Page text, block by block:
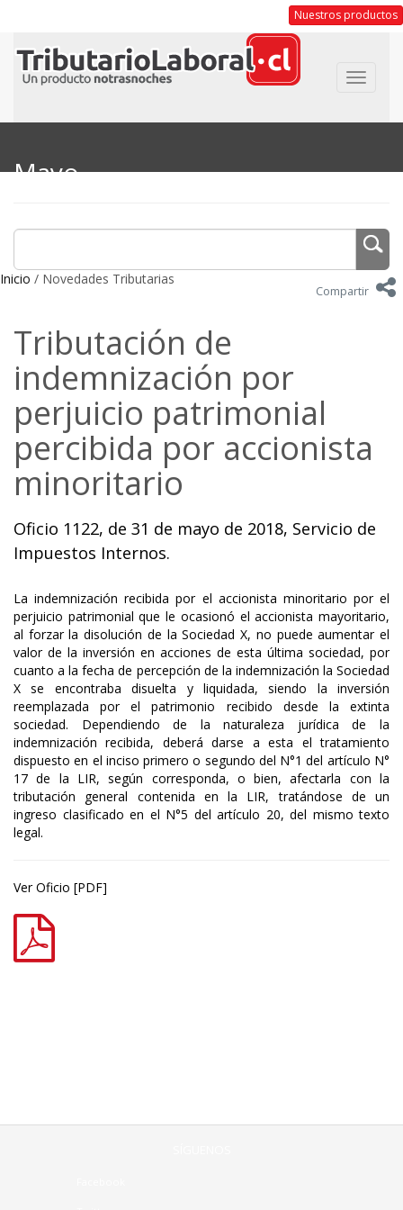
Nuestros productos
Toggle
Mayo
Inicio / Novedades Tributarias
Compartir
Tributación de
indemnización por
perjuicio patrimonial
percibida por accionista
minoritario
Oficio 1122, de 31 de mayo de 2018, Servicio de
Impuestos Internos.
La indemnización recibida por el accionista minoritario por el
perjuicio patrimonial que le ocasionó el accionista mayoritario,
al forzar la disolución de la Sociedad X, no puede aumentar el
valor de la inversión en acciones de esta última sociedad, por
cuanto a la fecha de percepción de la indemnización la Sociedad
X se encontraba disuelta y liquidada, siendo la inversión
reemplazada por el patrimonio recibido desde la extinta
sociedad. Dependiendo de la naturaleza jurídica de la
indemnización recibida, deberá darse a esta el tratamiento
dispuesto en el inciso primero o segundo del N°1 del artículo N°
17 de la LIR, según corresponda, o bien, afectarla con la
tributación general contenida en la LIR, tratándose de un
ingreso clasificado en el N°5 del artículo 20, del mismo texto
legal.
Ver Oficio [PDF]